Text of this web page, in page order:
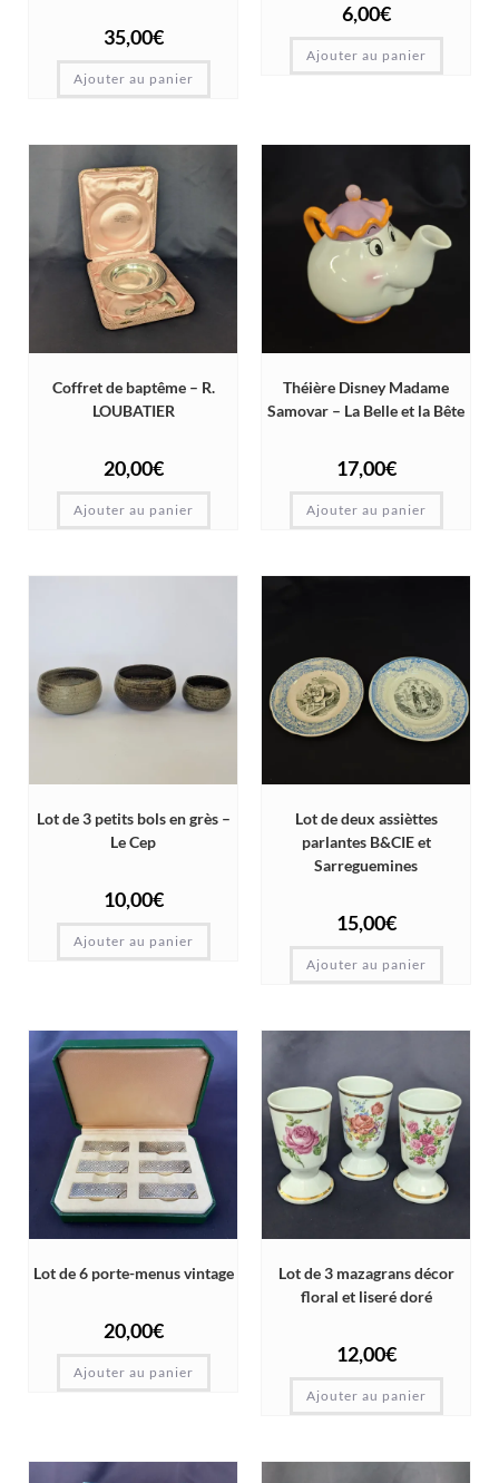
35,00€
Ajouter au panier
6,00€
Ajouter au panier
Coffret de baptême – R.
LOUBATIER
20,00€
Ajouter au panier
Théière Disney Madame
Samovar – La Belle et la Bête
17,00€
Ajouter au panier
Lot de 3 petits bols en grès –
Le Cep
10,00€
Ajouter au panier
Lot de deux assièttes
parlantes B&CIE et
Sarreguemines
15,00€
Ajouter au panier
Lot de 6 porte-menus vintage
20,00€
Ajouter au panier
Lot de 3 mazagrans décor
floral et liseré doré
12,00€
Ajouter au panier